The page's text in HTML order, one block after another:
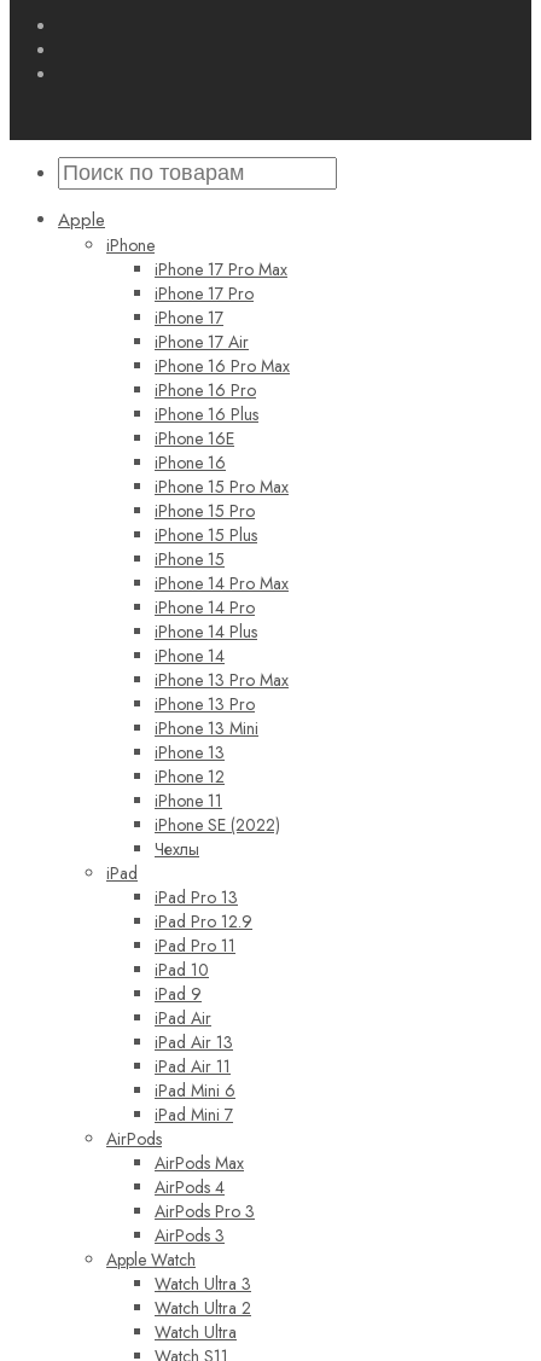
Apple
iPhone
iPhone 17 Pro Max
iPhone 17 Pro
iPhone 17
iPhone 17 Air
iPhone 16 Pro Max
iPhone 16 Pro
iPhone 16 Plus
iPhone 16E
iPhone 16
iPhone 15 Pro Max
iPhone 15 Pro
iPhone 15 Plus
iPhone 15
iPhone 14 Pro Max
iPhone 14 Pro
iPhone 14 Plus
iPhone 14
iPhone 13 Pro Max
iPhone 13 Pro
iPhone 13 Mini
iPhone 13
iPhone 12
iPhone 11
iPhone SE (2022)
Чехлы
iPad
iPad Pro 13
iPad Pro 12.9
iPad Pro 11
iPad 10
iPad 9
iPad Air
iPad Air 13
iPad Air 11
iPad Mini 6
iPad Mini 7
AirPods
AirPods Max
AirPods 4
AirPods Pro 3
AirPods 3
Apple Watch
Watch Ultra 3
Watch Ultra 2
Watch Ultra